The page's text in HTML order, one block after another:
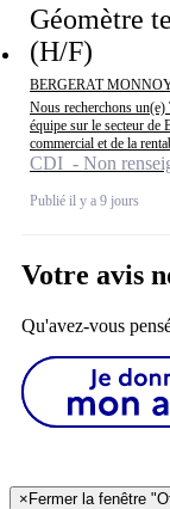
Géomètre
(H/F)
BERGERAT
Nous recherchons
équipe sur le secteur de
commercial et de la
CDI - Non
Publié il y a 9 jours
Votre avis
Qu'avez-vous
×Fermer la fenêtre